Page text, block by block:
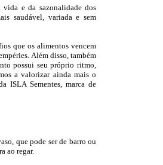
e da sazonalidade dos
saudável, variada e sem
que os alimentos vencem
Além disso, também
possui seu próprio ritmo,
a valorizar ainda mais o
ISLA Sementes, marca de
que pode ser de barro ou
ao regar.